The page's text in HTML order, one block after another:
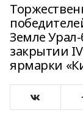
Земле Урал-
закрытии
ярмарки